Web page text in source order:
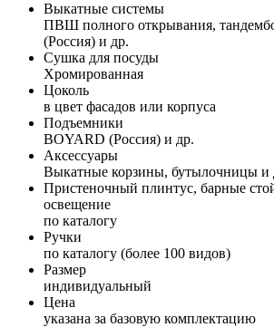
Выкатные системы
ПВШ полного открывания,
(Россия) и др.
Сушка для посуды
Хромированная
Цоколь
в цвет фасадов или корпуса
Подъемники
BOYARD (Россия) и др.
Аксессуары
Выкатные корзины, бутылочницы и
Пристеночный плинтус, барные
освещение
по каталогу
Ручки
по каталогу (более 100 видов)
Размер
индивидуальный
Цена
указана за базовую комплектацию